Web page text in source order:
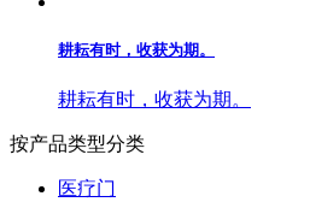
耕耘有时，收获为期。
耕耘有时，收获为期。
按产品类型分类
医疗门